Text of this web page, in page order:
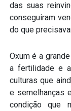
das suas
conseguiram
do que
Oxum é a
a fertilidade e
culturas que
e semelhanças
condição que